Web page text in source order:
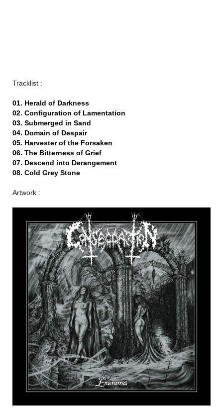
Tracklist :
01. Herald of Darkness
02. Configuration of Lamentation
03. Submerged in Sand
04. Domain of Despair
05. Harvester of the Forsaken
06. The Bitterness of Grief
07. Descend into Derangement
08. Cold Grey Stone
Artwork :